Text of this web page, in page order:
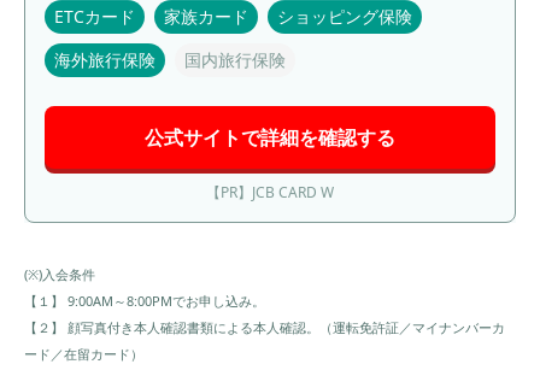
ETCカード
家族カード
ショッピング保険
海外旅行保険
国内旅行保険
公式サイトで詳細を確認する
【PR】JCB CARD W
(※)入会条件
【１】 9:00AM～8:00PMでお申し込み。
【２】 顔写真付き本人確認書類による本人確認。（運転免許証／マイナンバーカ
ード／在留カード）